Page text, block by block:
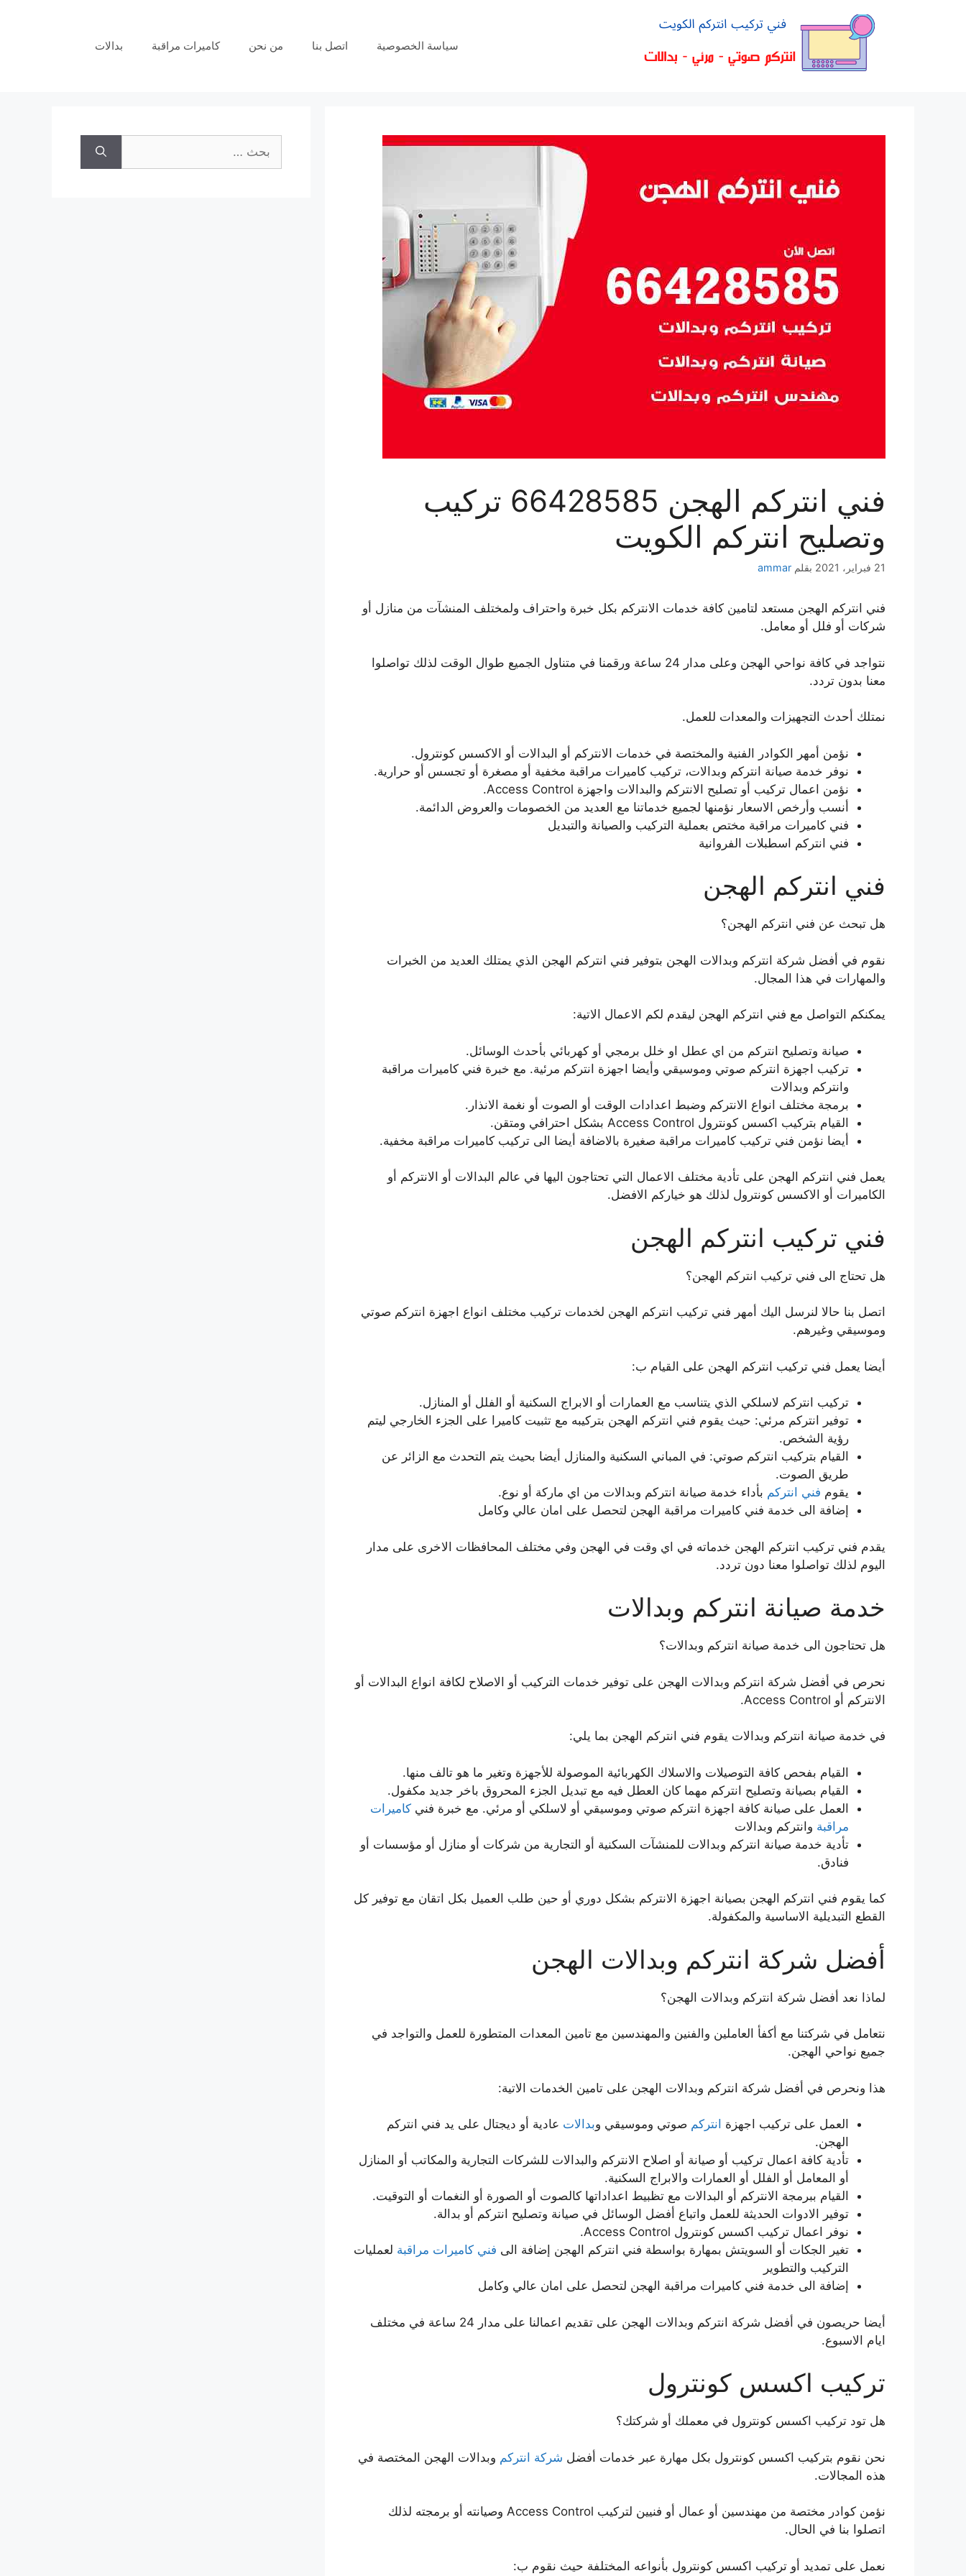
سياسة الخصوصية اتصل بنا من نحن كاميرات مراقبة بدالات
فني انتركم الهجن 66428585 تركيب
وتصليح انتركم الكويت
21 فبراير، 2021 بقلم ammar
فني انتركم الهجن مستعد لتامين كافة خدمات الانتركم بكل خبرة واحتراف ولمختلف المنشآت من منازل أو
شركات أو فلل أو معامل.
نتواجد في كافة نواحي الهجن وعلى مدار 24 ساعة ورقمنا في متناول الجميع طوال الوقت لذلك تواصلوا
معنا بدون تردد.
نمتلك أحدث التجهيزات والمعدات للعمل.
نؤمن أمهر الكوادر الفنية والمختصة في خدمات الانتركم أو البدالات أو الاكسس كونترول.
نوفر خدمة صيانة انتركم وبدالات، تركيب كاميرات مراقبة مخفية أو مصغرة أو تجسس أو حرارية.
نؤمن اعمال تركيب أو تصليح الانتركم والبدالات واجهزة Access Control.
أنسب وأرخص الاسعار نؤمنها لجميع خدماتنا مع العديد من الخصومات والعروض الدائمة.
فني كاميرات مراقبة مختص بعملية التركيب والصيانة والتبديل
فني انتركم اسطبلات الفروانية
فني انتركم الهجن
هل تبحث عن فني انتركم الهجن؟
نقوم في أفضل شركة انتركم وبدالات الهجن بتوفير فني انتركم الهجن الذي يمتلك العديد من الخبرات
والمهارات في هذا المجال.
يمكنكم التواصل مع فني انتركم الهجن ليقدم لكم الاعمال الاتية:
صيانة وتصليح انتركم من اي عطل او خلل برمجي أو كهربائي بأحدث الوسائل.
تركيب اجهزة انتركم صوتي وموسيقي وأيضا اجهزة انتركم مرئية. مع خبرة فني كاميرات مراقبة
وانتركم وبدالات
برمجة مختلف انواع الانتركم وضبط اعدادات الوقت أو الصوت أو نغمة الانذار.
القيام بتركيب اكسس كونترول Access Control بشكل احترافي ومتقن.
أيضا نؤمن فني تركيب كاميرات مراقبة صغيرة بالاضافة أيضا الى تركيب كاميرات مراقبة مخفية.
يعمل فني انتركم الهجن على تأدية مختلف الاعمال التي تحتاجون اليها في عالم البدالات أو الانتركم أو
الكاميرات أو الاكسس كونترول لذلك هو خياركم الافضل.
فني تركيب انتركم الهجن
هل تحتاج الى فني تركيب انتركم الهجن؟
اتصل بنا حالا لنرسل اليك أمهر فني تركيب انتركم الهجن لخدمات تركيب مختلف انواع اجهزة انتركم صوتي
وموسيقي وغيرهم.
أيضا يعمل فني تركيب انتركم الهجن على القيام ب:
تركيب انتركم لاسلكي الذي يتناسب مع العمارات أو الابراج السكنية أو الفلل أو المنازل.
توفير انتركم مرئي: حيث يقوم فني انتركم الهجن بتركيبه مع تثبيت كاميرا على الجزء الخارجي ليتم
رؤية الشخص.
القيام بتركيب انتركم صوتي: في المباني السكنية والمنازل أيضا بحيث يتم التحدث مع الزائر عن
طريق الصوت.
يقوم فني انتركم بأداء خدمة صيانة انتركم وبدالات من اي ماركة أو نوع.
إضافة الى خدمة فني كاميرات مراقبة الهجن لتحصل على امان عالي وكامل
يقدم فني تركيب انتركم الهجن خدماته في اي وقت في الهجن وفي مختلف المحافظات الاخرى على مدار
اليوم لذلك تواصلوا معنا دون تردد.
خدمة صيانة انتركم وبدالات
هل تحتاجون الى خدمة صيانة انتركم وبدالات؟
نحرص في أفضل شركة انتركم وبدالات الهجن على توفير خدمات التركيب أو الاصلاح لكافة انواع البدالات أو
الانتركم أو Access Control.
في خدمة صيانة انتركم وبدالات يقوم فني انتركم الهجن بما يلي:
القيام بفحص كافة التوصيلات والاسلاك الكهربائية الموصولة للأجهزة وتغير ما هو تالف منها.
القيام بصيانة وتصليح انتركم مهما كان العطل فيه مع تبديل الجزء المحروق باخر جديد مكفول.
العمل على صيانة كافة اجهزة انتركم صوتي وموسيقي أو لاسلكي أو مرئي. مع خبرة فني كاميرات
مراقبة وانتركم وبدالات
تأدية خدمة صيانة انتركم وبدالات للمنشآت السكنية أو التجارية من شركات أو منازل أو مؤسسات أو
فنادق.
كما يقوم فني انتركم الهجن بصيانة اجهزة الانتركم بشكل دوري أو حين طلب العميل بكل اتقان مع توفير كل
القطع التبديلية الاساسية والمكفولة.
أفضل شركة انتركم وبدالات الهجن
لماذا نعد أفضل شركة انتركم وبدالات الهجن؟
نتعامل في شركتنا مع أكفأ العاملين والفنين والمهندسين مع تامين المعدات المتطورة للعمل والتواجد في
جميع نواحي الهجن.
هذا ونحرص في أفضل شركة انتركم وبدالات الهجن على تامين الخدمات الاتية:
العمل على تركيب اجهزة انتركم صوتي وموسيقي وبدالات عادية أو ديجتال على يد فني انتركم
الهجن.
تأدية كافة اعمال تركيب أو صيانة أو اصلاح الانتركم والبدالات للشركات التجارية والمكاتب أو المنازل
أو المعامل أو الفلل أو العمارات والابراج السكنية.
القيام ببرمجة الانتركم أو البدالات مع تظبيط اعداداتها كالصوت أو الصورة أو النغمات أو التوقيت.
توفير الادوات الحديثة للعمل واتباع أفضل الوسائل في صيانة وتصليح انتركم أو بدالة.
نوفر اعمال تركيب اكسس كونترول Access Control.
تغير الجكات أو السويتش بمهارة بواسطة فني انتركم الهجن إضافة الى فني كاميرات مراقبة لعمليات
التركيب والتطوير
إضافة الى خدمة فني كاميرات مراقبة الهجن لتحصل على امان عالي وكامل
أيضا حريصون في أفضل شركة انتركم وبدالات الهجن على تقديم اعمالنا على مدار 24 ساعة في مختلف
ايام الاسبوع.
تركيب اكسس كونترول
هل تود تركيب اكسس كونترول في معملك أو شركتك؟
نحن نقوم بتركيب اكسس كونترول بكل مهارة عبر خدمات أفضل شركة انتركم وبدالات الهجن المختصة في
هذه المجالات.
نؤمن كوادر مختصة من مهندسين أو عمال أو فنيين لتركيب Access Control وصيانته أو برمجته لذلك
اتصلوا بنا في الحال.
نعمل على تمديد أو تركيب اكسس كونترول بأنواعه المختلفة حيث نقوم ب: